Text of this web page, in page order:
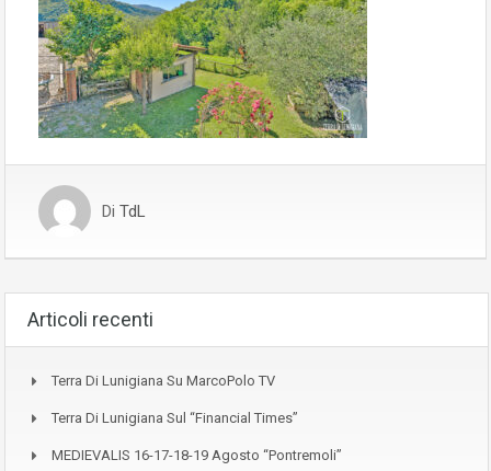
Di TdL
Articoli recenti
Terra Di Lunigiana Su MarcoPolo TV
Terra Di Lunigiana Sul “Financial Times”
MEDIEVALIS 16-17-18-19 Agosto “Pontremoli”